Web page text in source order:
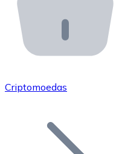
API Bitnovo
Integre nossa API
Junte-se à nossa
Adicione o token
Criptomoedas